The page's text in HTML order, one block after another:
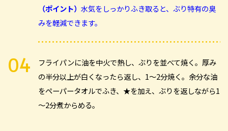
（ポイント） 水気をしっかりふき取ると、ぶり特有の臭
みを軽減できます。
フライパンに油を中火で熱し、ぶりを並べて焼く。厚み
の半分以上が白くなったら返し、1～2分焼く。余分な油
をペーパータオルでふき、★を加え、ぶりを返しながら1
～2分煮からめる。